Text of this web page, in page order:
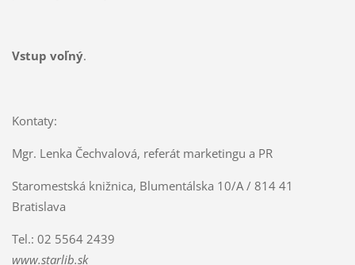
Vstup voľný.
Kontaty:
Mgr. Lenka Čechvalová, referát marketingu a PR
Staromestská knižnica, Blumentálska 10/A / 814 41
Bratislava
Tel.: 02 5564 2439
www.starlib.sk